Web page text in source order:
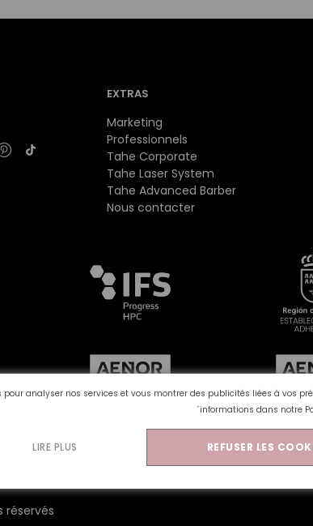
analyser nos services et vous montrer des publicités liées à vos
´informations dans notre
LIRE PLUS REFUSER LES
EXTRAS
Marketing
Professionnels
Tahe Corporate
Tahe Laser System
Tahe Advanced Barber
Nous contacter
de Cookies Politique de confidentialité
réservés